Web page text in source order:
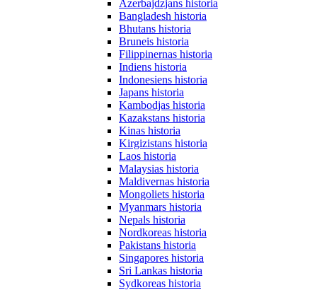
Azerbajdzjans historia
Bangladesh historia
Bhutans historia
Bruneis historia
Filippinernas historia
Indiens historia
Indonesiens historia
Japans historia
Kambodjas historia
Kazakstans historia
Kinas historia
Kirgizistans historia
Laos historia
Malaysias historia
Maldivernas historia
Mongoliets historia
Myanmars historia
Nepals historia
Nordkoreas historia
Pakistans historia
Singapores historia
Sri Lankas historia
Sydkoreas historia